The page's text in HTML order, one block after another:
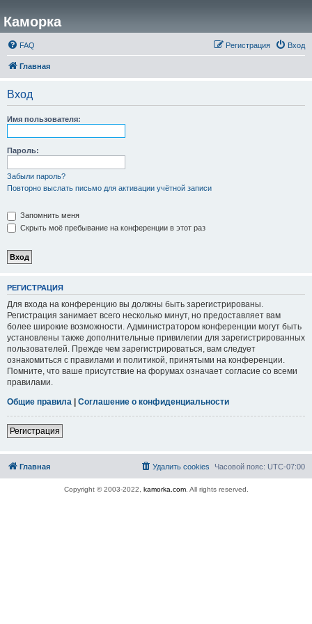
Каморка
FAQ Вход
Регистрация
Главная
Вход
Имя пользователя:
Пароль:
Забыли пароль?
Повторно выслать письмо для активации учётной записи
Запомнить меня
Скрыть моё пребывание на конференции в этот раз
РЕГИСТРАЦИЯ
Для входа на конференцию вы должны быть зарегистрированы.
Регистрация занимает всего несколько минут, но предоставляет вам
более широкие возможности. Администратором конференции могут быть
установлены также дополнительные привилегии для зарегистрированных
пользователей. Прежде чем зарегистрироваться, вам следует
ознакомиться с правилами и политикой, принятыми на конференции.
Помните, что ваше присутствие на форумах означает согласие со всеми
правилами.
Общие правила | Соглашение о конфиденциальности
Регистрация
Главная Часовой пояс: UTC-07:00
Удалить cookies
Copyright © 2003-2022, kamorka.com. All rights reserved.